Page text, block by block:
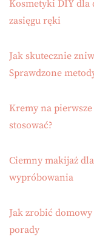
Kosmetyki DIY dla
zasięgu ręki
Jak skutecznie
Sprawdzone
Kremy na
stosować?
Ciemny makijaż
wypróbowania
Jak zrobić
porady